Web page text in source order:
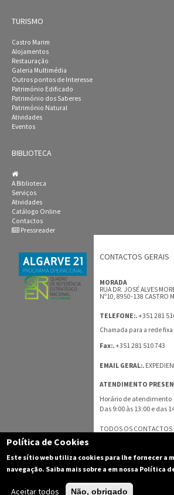
TURISMO
Castro Marim
Alojamentos
Restauração
Galeria Multimédia
Outros pontos de Interesse
Património Edificado
Património dos Saberes
Património Natural
Atividades
Eventos
BIBLIOTECA
A Biblioteca
Serviços
Atividades
Catálogo Online
Contactos
Pressreader
CONTACTOS GERAIS
MORADA
RUA DR. JOSÉ ALVES
Nº10, 8950-138 CASTRO
TELEFONE:.+351 281
Chamada para a rede
Fax:.+351 281 510 743
EMAIL GERAL:.
ATENDIMENTO
Horário de atendimento
Das 9:00 às 13:00 e das
TODOS OS CONTACTOS
Política de Cookies
Este sítio web utiliza cookies para lhe fornecer a
navegação. Saiba mais sobre a em nossa Política
Aceitar todos Não, obrigado